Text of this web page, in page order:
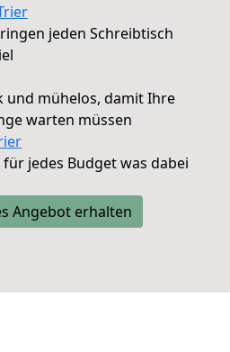
jeden Schreibtisch
und mühelos, damit Ihre
warten müssen
für jedes Budget was dabei
Angebot erhalten